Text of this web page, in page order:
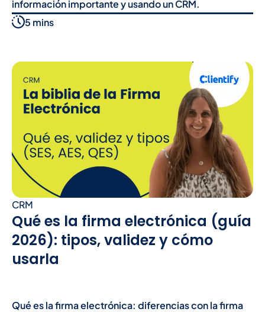
información importante y usando un CRM.
5 mins
CRM
Qué es la firma electrónica (guía
2026): tipos, validez y cómo
usarla
Qué es la firma electrónica: diferencias con la firma